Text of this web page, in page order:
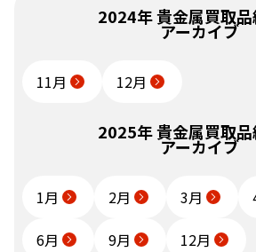
SV1000 アメリカンイー
状態 A
店舗 伏見桃山駅前店
インゴ
備考
多少の小傷や軽
B+（比較的状態が
細かな傷や若干
使用や保管に伴
2024年 貴金属買取
アーカイブ
11月 12月
2025年 貴金属買取
アーカイブ
1月 2月 3月
6月
9月 12月